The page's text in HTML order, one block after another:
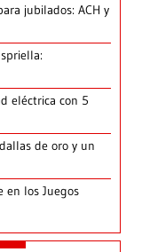
jubilados: ACH y
eléctrica con 5
de oro y un
en los Juegos